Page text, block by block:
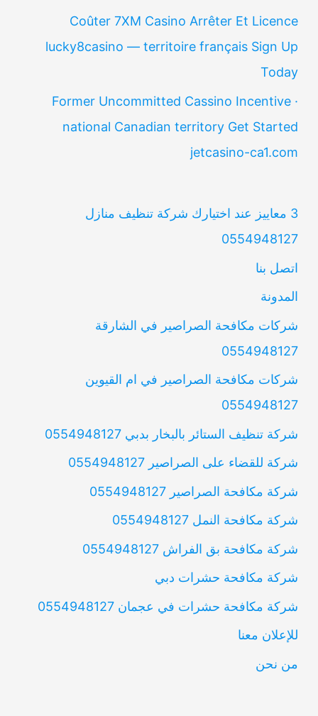
Coûter 7XM Casino Arrêter Et Licence
lucky8casino — territoire français Sign Up
Today
Former Uncommitted Cassino Incentive ·
national Canadian territory Get Started
jetcasino-ca1.com
3 معاييز عند اختيارك شركة تنظيف منازل
0554948127
اتصل بنا
المدونة
شركات مكافحة الصراصير في الشارقة
0554948127
شركات مكافحة الصراصير في ام القيوين
0554948127
شركة تنظيف الستائر بالبخار بدبي 0554948127
شركة للقضاء على الصراصير 0554948127
شركة مكافحة الصراصير 0554948127
شركة مكافحة النمل 0554948127
شركة مكافحة بق الفراش 0554948127
شركة مكافحة حشرات دبي
شركة مكافحة حشرات في عجمان 0554948127
للإعلان معنا
من نحن